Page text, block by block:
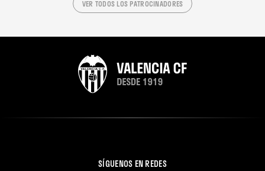
VER TODOS LOS PATROCINADORES
SÍGUENOS EN REDES